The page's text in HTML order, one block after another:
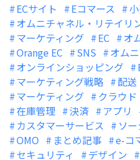
ECサイト Eコマース
オムニチャネル・リテイリ
マーケティング
EC オ
Orange EC
SNS オム
オンラインショッピング
マーケティング戦略
配送
マーケティング
クラウド
在庫管理
決済 アプリ
カスタマーサービス
ソ
OMO
まとめ記事 e-コ
セキュリティ
デザイン